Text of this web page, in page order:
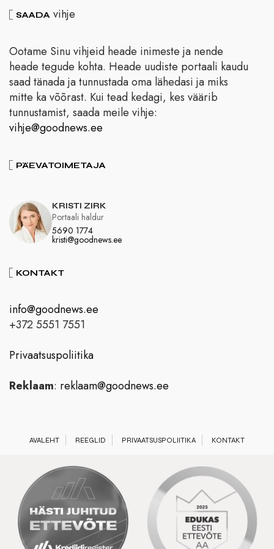
SAADA vihje
Ootame Sinu vihjeid heade inimeste ja nende
heade tegude kohta. Heade uudiste portaali kaudu
saad tänada ja tunnustada oma lähedasi ja miks
mitte ka võõrast. Kui tead kedagi, kes väärib
tunnustamist, saada meile vihje:
vihje@goodnews.ee
PÄEVATOIMETAJA
KRISTI ZIRK
5690 1774
kristi@goodnews.ee
Portaali haldur
KONTAKT
info@goodnews.ee
+372 5551 7551
Privaatsuspoliitika
Reklaam: reklaam@goodnews.ee
AVALEHT REEGLID PRIVAATSUSPOLIITIKA KONTAKT